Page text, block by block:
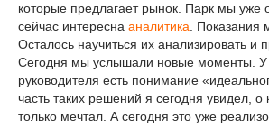
которые предлагает рынок. Парк мы
сейчас интересна аналитика .
Осталось научиться их анализировать и
Сегодня мы услышали новые моменты. У
руководителя есть понимание
часть таких решений я сегодня увидел,
только мечтал. А сегодня это уже